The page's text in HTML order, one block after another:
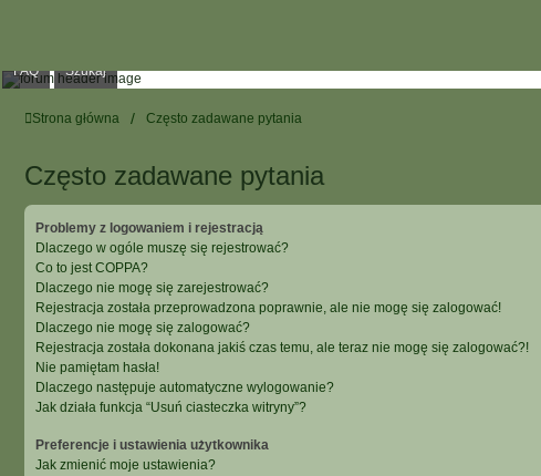
FAQ Szukaj
Strona główna Często zadawane pytania
Często zadawane pytania
Problemy z logowaniem i rejestracją
Dlaczego w ogóle muszę się rejestrować?
Co to jest COPPA?
Dlaczego nie mogę się zarejestrować?
Rejestracja została przeprowadzona poprawnie, ale nie mogę się zalogować!
Dlaczego nie mogę się zalogować?
Rejestracja została dokonana jakiś czas temu, ale teraz nie mogę się zalogować?!
Nie pamiętam hasła!
Dlaczego następuje automatyczne wylogowanie?
Jak działa funkcja “Usuń ciasteczka witryny”?
Preferencje i ustawienia użytkownika
Jak zmienić moje ustawienia?